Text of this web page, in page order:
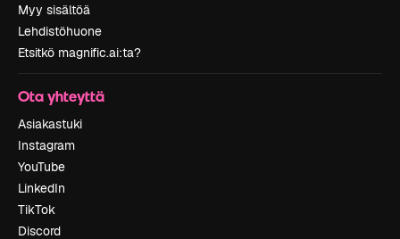
Myy sisältöä
Lehdistöhuone
Etsitkö magnific.ai:ta?
Ota yhteyttä
Asiakastuki
Instagram
YouTube
LinkedIn
TikTok
Discord